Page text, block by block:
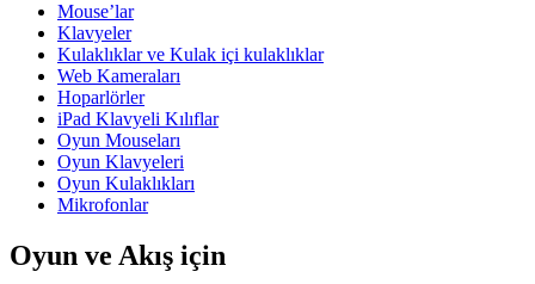
Mouse’lar
Klavyeler
Kulaklıklar ve Kulak içi kulaklıklar
Web Kameraları
Hoparlörler
iPad Klavyeli Kılıflar
Oyun Mouseları
Oyun Klavyeleri
Oyun Kulaklıkları
Mikrofonlar
Oyun ve Akış için